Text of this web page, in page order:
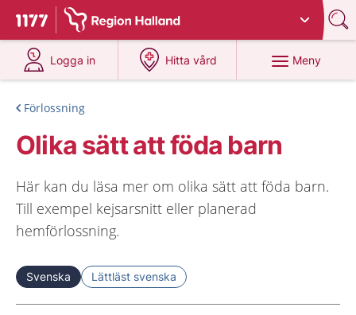
Till startsidan för 1177
Du har valt region Halland
Logga in
på 1177.se
Hitta vård
på 1177.se
Meny
Förlossning
Olika sätt att föda barn
Här kan du läsa mer om olika sätt att föda barn.
Till exempel kejsarsnitt eller planerad
hemförlossning.
Svenska Lättläst svenska